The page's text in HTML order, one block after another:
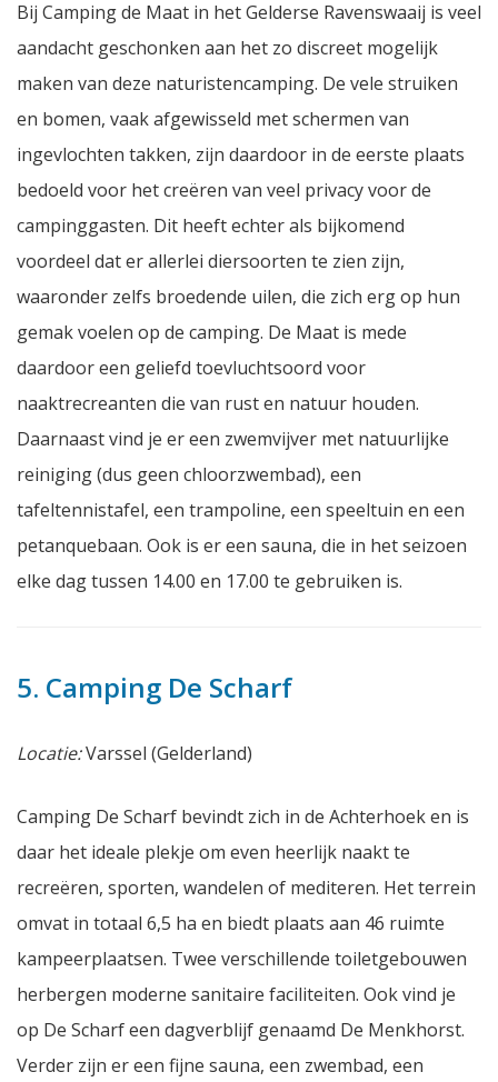
Bij Camping de Maat in het Gelderse Ravenswaaij is veel
aandacht geschonken aan het zo discreet mogelijk
maken van deze naturistencamping. De vele struiken
en bomen, vaak afgewisseld met schermen van
ingevlochten takken, zijn daardoor in de eerste plaats
bedoeld voor het creëren van veel privacy voor de
campinggasten. Dit heeft echter als bijkomend
voordeel dat er allerlei diersoorten te zien zijn,
waaronder zelfs broedende uilen, die zich erg op hun
gemak voelen op de camping. De Maat is mede
daardoor een geliefd toevluchtsoord voor
naaktrecreanten die van rust en natuur houden.
Daarnaast vind je er een zwemvijver met natuurlijke
reiniging (dus geen chloorzwembad), een
tafeltennistafel, een trampoline, een speeltuin en een
petanquebaan. Ook is er een sauna, die in het seizoen
elke dag tussen 14.00 en 17.00 te gebruiken is.
5. Camping De Scharf
Locatie:Varssel (Gelderland)
Camping De Scharf bevindt zich in de Achterhoek en is
daar het ideale plekje om even heerlijk naakt te
recreëren, sporten, wandelen of mediteren. Het terrein
omvat in totaal 6,5 ha en biedt plaats aan 46 ruimte
kampeerplaatsen. Twee verschillende toiletgebouwen
herbergen moderne sanitaire faciliteiten. Ook vind je
op De Scharf een dagverblijf genaamd De Menkhorst.
Verder zijn er een fijne sauna, een zwembad, een